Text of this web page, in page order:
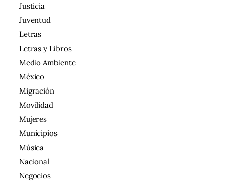
Justicia
Juventud
Letras
Letras y Libros
Medio Ambiente
México
Migración
Movilidad
Mujeres
Municipios
Música
Nacional
Negocios